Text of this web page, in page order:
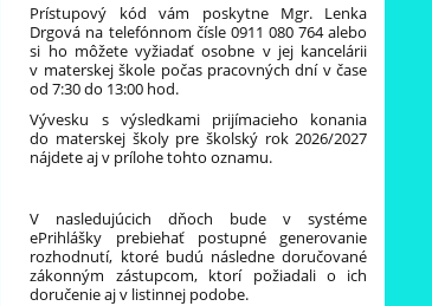
Prístupový kód vám poskytne Mgr. Lenka
Drgová na telefónnom čísle 0911 080 764 alebo
si ho môžete vyžiadať osobne v jej kancelárii
v materskej škole počas pracovných dní v čase
od 7:30 do 13:00 hod.
Vývesku s výsledkami prijímacieho konania
do materskej školy pre školský rok 2026/2027
nájdete aj v prílohe tohto oznamu.
V nasledujúcich dňoch bude v systéme
ePrihlášky prebiehať postupné generovanie
rozhodnutí, ktoré budú následne doručované
zákonným zástupcom, ktorí požiadali o ich
doručenie aj v listinnej podobe.